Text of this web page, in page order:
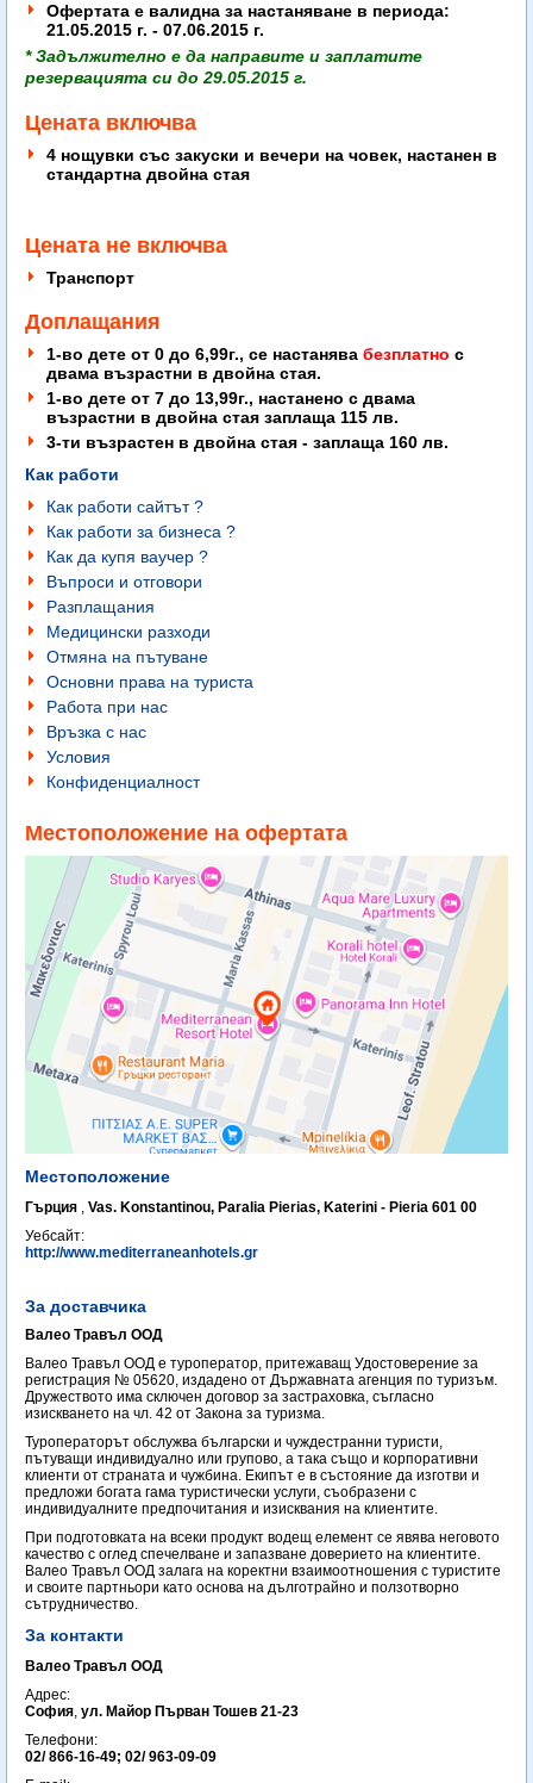
Офертата е валидна за настаняване в периода:
21.05.2015 г. - 07.06.2015 г.
* Задължително е да направите и заплатите
резервацията си до 29.05.2015 г.
Цената включва
4 нощувки със закуски и вечери на човек, настанен в
стандартна двойна стая
Цената не включва
Транспорт
Доплащания
1-во дете от 0 до 6,99г., се настанява безплатно с
двама възрастни в двойна стая.
1-во дете от 7 до 13,99г., настанено с двама
възрастни в двойна стая заплаща 115 лв.
3-ти възрастен в двойна стая - заплаща 160 лв.
Как работи
Как работи сайтът ?
Как работи за бизнеса ?
Как да купя ваучер ?
Въпроси и отговори
Разплащания
Медицински разходи
Отмяна на пътуване
Основни права на туриста
Работа при нас
Връзка с нас
Условия
Конфиденциалност
Местоположение на офертата
Местоположение
Гърция , Vas. Konstantinou, Paralia Pierias, Katerini - Pieria 601 00
Уебсайт:
http://www.mediterraneanhotels.gr
За доставчика
Валео Травъл ООД
Валео Травъл ООД е туроператор, притежаващ Удостоверение за
регистрация № 05620, издадено от Държавната агенция по туризъм.
Дружеството има сключен договор за застраховка, съгласно
изискването на чл. 42 от Закона за туризма.
Туроператорът обслужва български и чуждестранни туристи,
пътуващи индивидуално или групово, а така също и корпоративни
клиенти от страната и чужбина. Екипът е в състояние да изготви и
предложи богата гама туристически услуги, съобразени с
индивидуалните предпочитания и изисквания на клиентите.
При подготовката на всеки продукт водещ елемент се явява неговото
качество с оглед спечелване и запазване доверието на клиентите.
Валео Травъл ООД залага на коректни взаимоотношения с туристите
и своите партньори като основа на дълготрайно и ползотворно
сътрудничество.
За контакти
Валео Травъл ООД
Адрес:
София, ул. Майор Първан Тошев 21-23
Телефони:
02/ 866-16-49; 02/ 963-09-09